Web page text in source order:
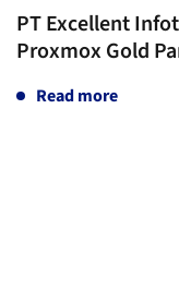
PT Excellent
Proxmox Gold
Read more